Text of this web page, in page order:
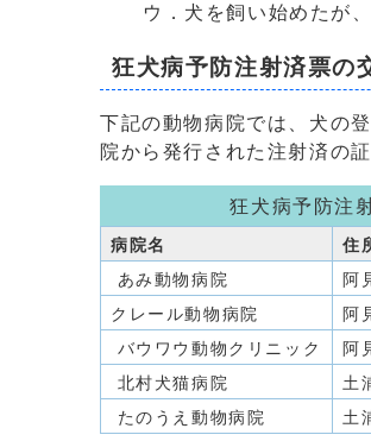
ウ．犬を飼い始めたが
狂犬病予防注射済票の
下記の動物病院では、犬の
院から発行された注射済の
狂犬病予防注
病院名 住
あみ動物病院
阿
クレール動物病院
阿
バウワウ動物クリニック
阿
北村犬猫病院
土
たのうえ動物病院
土